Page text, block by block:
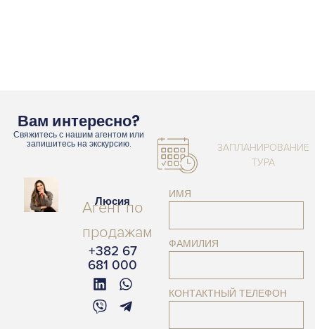
Вам интересно?
Свяжитесь с нашим агентом или
запишитесь на экскурсию.
Люсия
Агент по
продажам
+382 67
681 000
ЗАПЛАНИРОВАНИЕ
ТУРА
ИМЯ
ФАМИЛИЯ
КОНТАКТНЫЙ ТЕЛЕФОН